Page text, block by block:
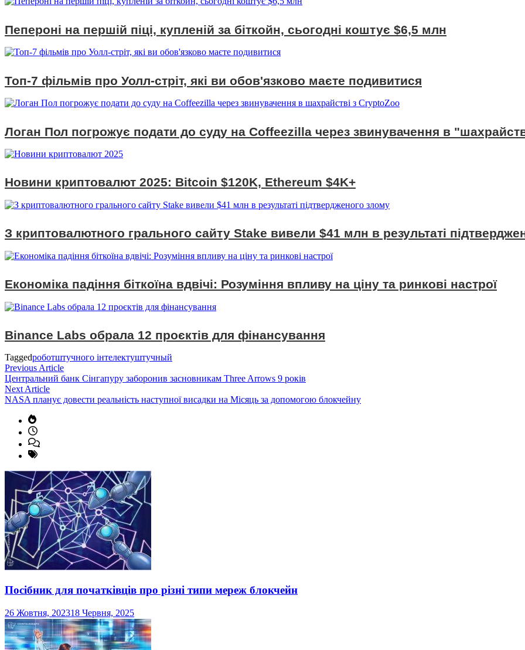
Пепероні на першій піці, купленій за біткойн, сьогодні коштує $6,5 млн
Топ-7 фільмів про Уолл-стріт, які ви обов'язково маєте подивитися
Логан Пол погрожує подати до суду на Coffeezilla через звинувачення в
Новини криптовалют 2025: Bitcoin $120K, Ethereum $4K+
З криптовалютного грального сайту Stake вивели $41 млн в результаті
Економіка падіння біткоїна вдвічі: Розуміння впливу на ціну та ринкові настрої
Binance Labs обрала 12 проєктів для фінансування
Taggedроботштучного інтелектуштучный
Навігація
записів
Previous ArticlePrevious
article:
Центральний банк Сінгапуру заборонив засновникам Three Arrows 9 років
Next ArticleNext
article:
NASA планує довести реальність наступної висадки на Місяць за допомогою блокчейну
Посібник для початківців про різні типи мереж блокчейн
26 Жовтня, 202318 Червня, 2025